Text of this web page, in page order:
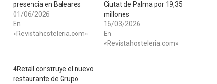
presencia en Baleares
01/06/2026
En
«Revistahosteleria.com»
Ciutat de Palma por 19,35
millones
16/03/2026
En
«Revistahosteleria.com»
4Retail construye el nuevo
restaurante de Grupo